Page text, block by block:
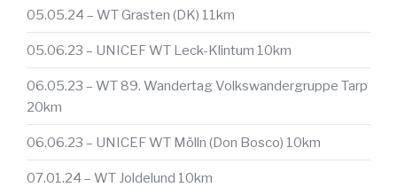
05.05.24 – WT Grasten (DK) 11km
05.06.23 – UNICEF WT Leck-Klintum 10km
06.05.23 – WT 89. Wandertag Volkswandergruppe Tarp
20km
06.06.23 – UNICEF WT Mölln (Don Bosco) 10km
07.01.24 – WT Joldelund 10km